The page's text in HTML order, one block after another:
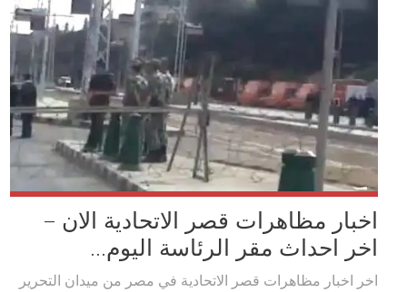
اخبار مظاهرات قصر الاتحادية الان –
اخر احداث مقر الرئاسة اليوم...
اخر اخبار مظاهرات قصر الاتحادية في مصر من ميدان التحرير